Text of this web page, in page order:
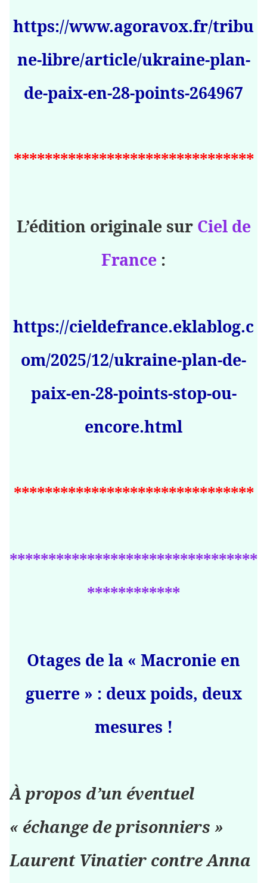
https://www.agoravox.fr/tribu
ne-libre/article/ukraine-plan-
de-paix-en-28-points-264967
*******************************
L’édition originale sur Ciel de
France :
https://cieldefrance.eklablog.c
om/2025/12/ukraine-plan-de-
paix-en-28-points-stop-ou-
encore.html
*******************************
********************************
************
Otages de la « Macronie en
guerre » : deux poids, deux
mesures !
À propos d’un éventuel
« échange de prisonniers »
Laurent Vinatier contre Anna